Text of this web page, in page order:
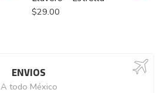
$29.00
ENVIOS
A todo México